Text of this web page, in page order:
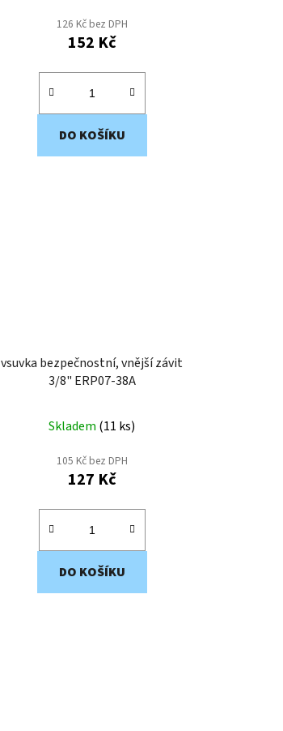
126 Kč bez DPH
152 Kč
DO KOŠÍKU
vsuvka bezpečnostní, vnější závit
3/8" ERP07-38A
Skladem (11 ks)
105 Kč bez DPH
127 Kč
DO KOŠÍKU